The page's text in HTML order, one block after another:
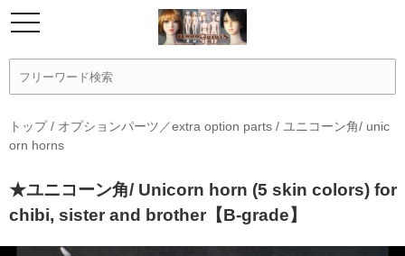
トップ/ オプションパーツ／extra option parts / ユニコーン角/ unic
orn horns
★ユニコーン角/ Unicorn horn (5 skin colors) for
chibi, sister and brother【B-grade】